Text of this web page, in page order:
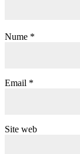
Nume *
Email *
Site web